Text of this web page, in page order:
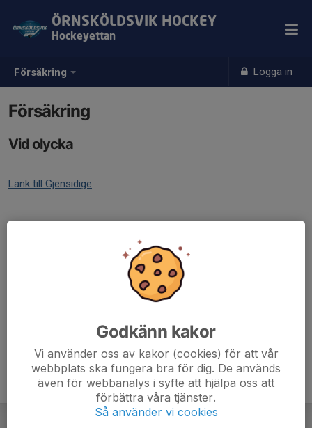
Försäkring Logga in
ÖRNSKÖLDSVIK HOCKEY
Hockeyettan
Försäkring
Vid olycka
Länk till Gjensidige
Godkänn kakor
Vi använder oss av kakor (cookies) för att vår
webbplats ska fungera bra för dig. De används
även för webbanalys i syfte att hjälpa oss att
förbättra våra tjänster.
Så använder vi cookies